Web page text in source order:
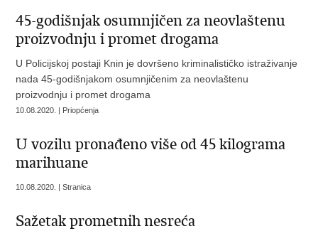
45-godišnjak osumnjičen za neovlaštenu
proizvodnju i promet drogama
U Policijskoj postaji Knin je dovršeno kriminalističko istraživanje
nada 45-godišnjakom osumnjičenim za neovlaštenu
proizvodnju i promet drogama
10.08.2020. | Priopćenja
U vozilu pronađeno više od 45 kilograma
marihuane
10.08.2020. | Stranica
Sažetak prometnih nesreća